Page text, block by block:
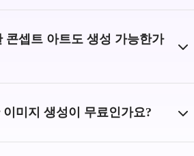
콘셉트 아트도 생성 가능한가
미지 생성이 무료인가요?